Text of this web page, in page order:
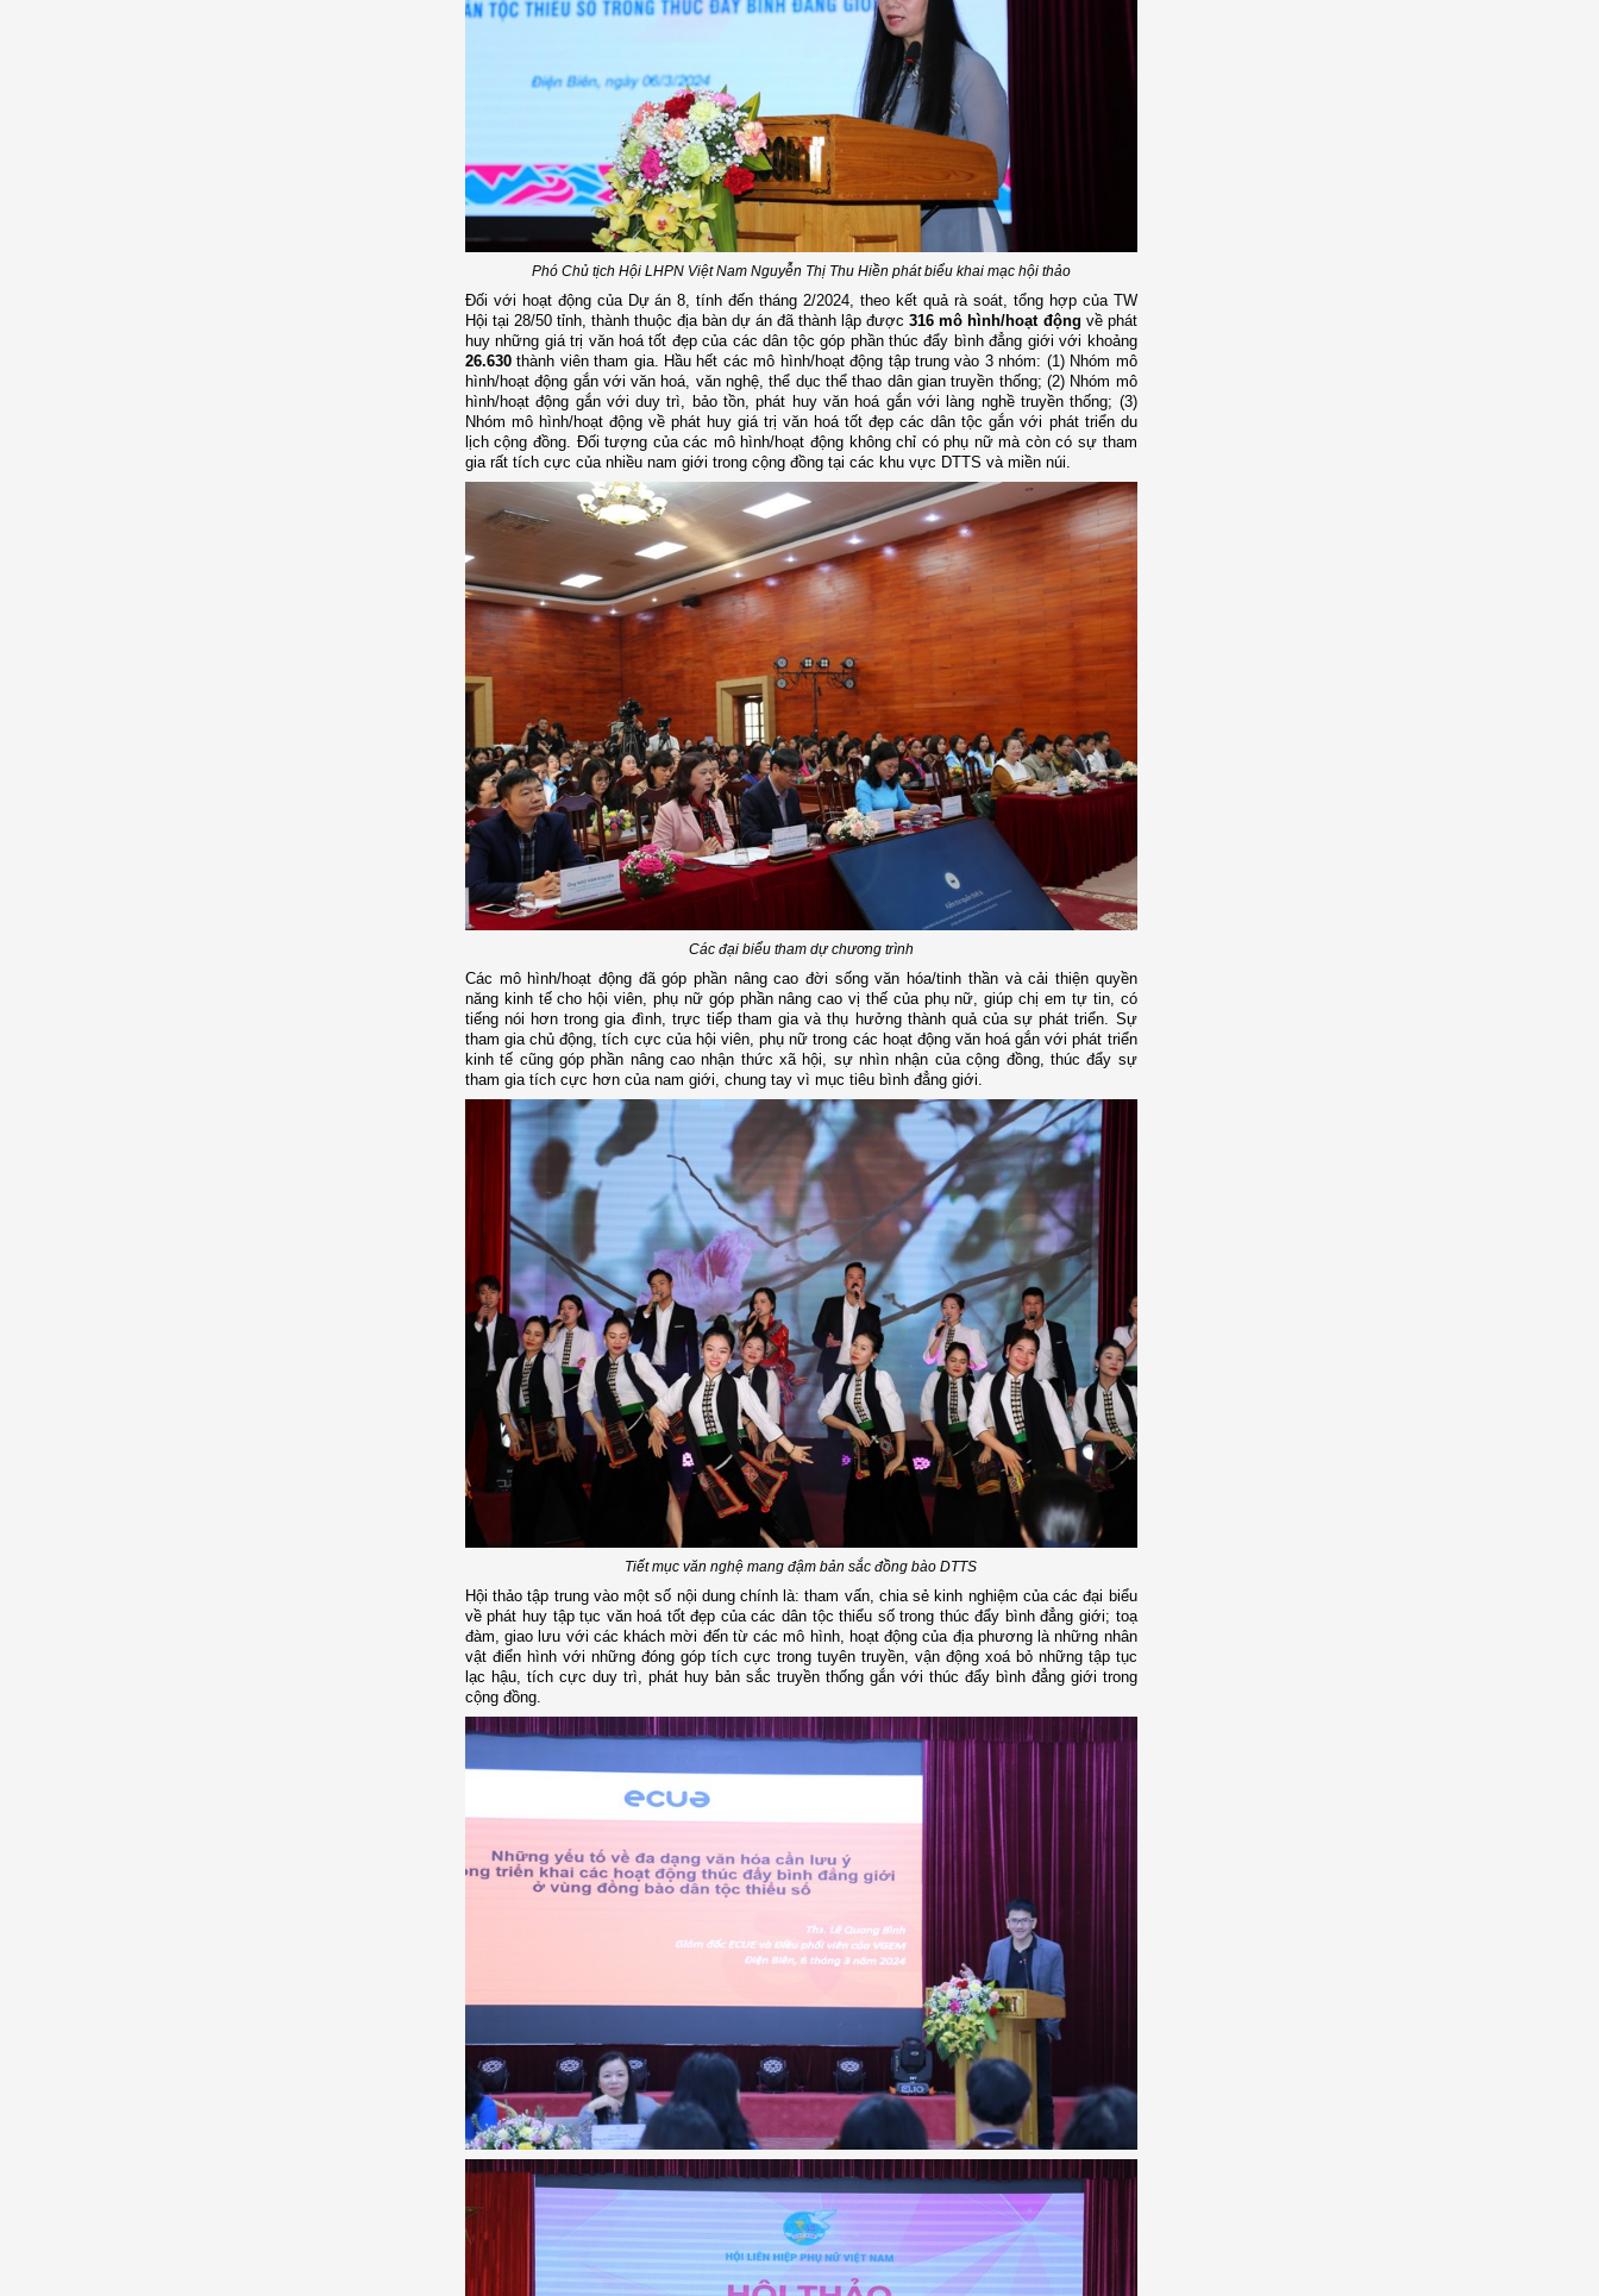
Phó Chủ tịch Hội LHPN Việt Nam Nguyễn Thị Thu Hiền phát biểu khai mạc hội thảo
Đối với hoạt động của Dự án 8, tính đến tháng 2/2024, theo kết quả rà soát, tổng hợp của TW
Hội tại 28/50 tỉnh, thành thuộc địa bàn dự án đã thành lập được316 mô hình/hoạt động về phát
huy những giá trị văn hoá tốt đẹp của các dân tộc góp phần thúc đẩy bình đẳng giới với khoảng
26.630thành viên tham gia. Hầu hết các mô hình/hoạt động tập trung vào 3 nhóm: (1) Nhóm mô
hình/hoạt động gắn với văn hoá, văn nghệ, thể dục thể thao dân gian truyền thống; (2) Nhóm mô
hình/hoạt động gắn với duy trì, bảo tồn, phát huy văn hoá gắn với làng nghề truyền thống; (3)
Nhóm mô hình/hoạt động về phát huy giá trị văn hoá tốt đẹp các dân tộc gắn với phát triển du
lịch cộng đồng. Đối tượng của các mô hình/hoạt động không chỉ có phụ nữ mà còn có sự tham
gia rất tích cực của nhiều nam giới trong cộng đồng tại các khu vực DTTS và miền núi.
Các đại biểu tham dự chương trình
Các mô hình/hoạt động đã góp phần nâng cao đời sống văn hóa/tinh thần và cải thiện quyền
năng kinh tế cho hội viên, phụ nữ góp phần nâng cao vị thế của phụ nữ, giúp chị em tự tin, có
tiếng nói hơn trong gia đình, trực tiếp tham gia và thụ hưởng thành quả của sự phát triển. Sự
tham gia chủ động, tích cực của hội viên, phụ nữ trong các hoạt động văn hoá gắn với phát triển
kinh tế cũng góp phần nâng cao nhận thức xã hội, sự nhìn nhận của cộng đồng, thúc đẩy sự
tham gia tích cực hơn của nam giới, chung tay vì mục tiêu bình đẳng giới.
Tiết mục văn nghệ mang đậm bản sắc đồng bào DTTS
Hội thảo tập trung vào một số nội dung chính là: tham vấn, chia sẻ kinh nghiệm của các đại biểu
về phát huy tập tục văn hoá tốt đẹp của các dân tộc thiểu số trong thúc đẩy bình đẳng giới; toạ
đàm, giao lưu với các khách mời đến từ các mô hình, hoạt động của địa phương là những nhân
vật điển hình với những đóng góp tích cực trong tuyên truyền, vận động xoá bỏ những tập tục
lạc hậu, tích cực duy trì, phát huy bản sắc truyền thống gắn với thúc đẩy bình đẳng giới trong
cộng đồng.